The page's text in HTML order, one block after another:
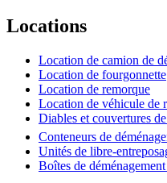
Locations
Location de camion de
Location de fourgonnette
Location de remorque
Location de véhicule de
Diables et couvertures
Conteneurs de
Unités de libre-
Boîtes de